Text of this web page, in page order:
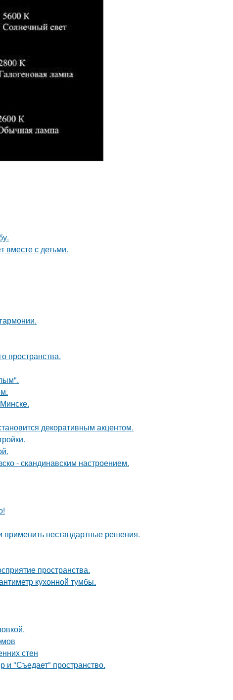
вместе с детьми.
пространства.
декоративным акцентом.
- скандинавским настроением.
применить нестандартные решения.
пространства.
кухонной тумбы.
стен
и "Съедает" пространство.